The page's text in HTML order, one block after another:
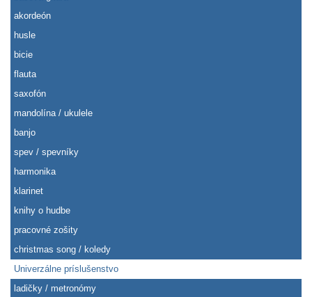
akordeón
husle
bicie
flauta
saxofón
mandolína / ukulele
banjo
spev / spevníky
harmonika
klarinet
knihy o hudbe
pracovné zošity
christmas song / koledy
Univerzálne príslušenstvo
ladičky / metronómy